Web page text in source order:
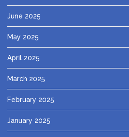
June 2025
May 2025
April 2025
March 2025
February 2025
January 2025